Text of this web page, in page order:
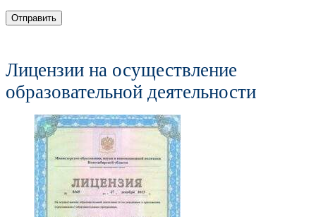
Отправить
Лицензии на осуществление
образовательной деятельности